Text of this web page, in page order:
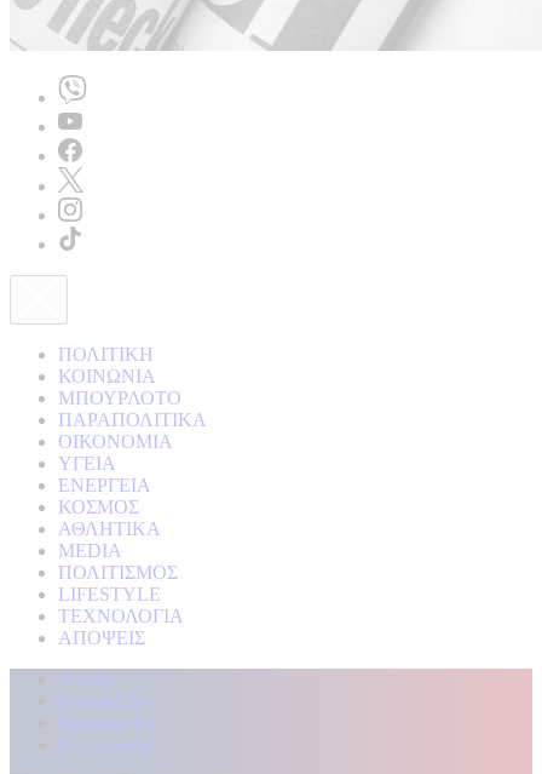
ΠΟΛΙΤΙΚΗ
ΚΟΙΝΩΝΙΑ
ΜΠΟΥΡΛΟΤΟ
ΠΑΡΑΠΟΛΙΤΙΚΑ
ΟΙΚΟΝΟΜΙΑ
ΥΓΕΙΑ
ΕΝΕΡΓΕΙΑ
ΚΟΣΜΟΣ
ΑΘΛΗΤΙΚΑ
MEDIA
ΠΟΛΙΤΙΣΜΟΣ
LIFESTYLE
ΤΕΧΝΟΛΟΓΙΑ
ΑΠΟΨΕΙΣ
Αρχική
Kontra Live
Καταγγελίες
Επικοινωνία